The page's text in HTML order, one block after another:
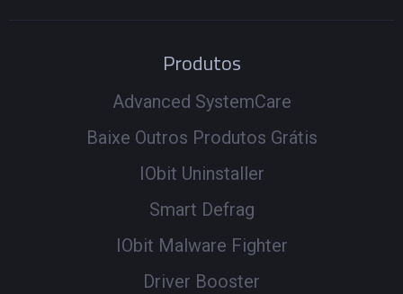
Produtos
Advanced SystemCare
Baixe Outros Produtos Grátis
IObit Uninstaller
Smart Defrag
IObit Malware Fighter
Driver Booster